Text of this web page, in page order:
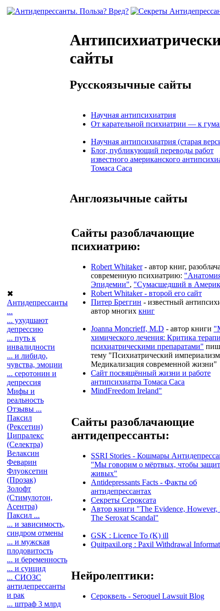
✖
Антидепрессанты
...
... ухудшают
депрессию
... путь к
инвалидности
... и либидо,
чувства, эмоции
... серотонин и
депрессия
Мифы и
реальность
Отзывы ...
Паксил
(Рексетин)
Ципралекс
(Селектра)
Велаксин
Феварин
Флуоксетин
(Прозак)
Золофт
(Стимулотон,
Асентра)
Паксил ...
... и зависимость,
синдром отмены
... и мужская
плодовитость
... и беременность
... и суицид
... СИОЗС
антидепрессанты
и рак
... штраф 3 млрд
сайты
Русскоязычные сайты
Научная антипсихиатрия
От карательной психиатрии — к
Научная антипсихиатрия (старая
Блог, публикующий переводы работ
известного американского
Томаса Саса
Англоязычные сайты
Сайты разоблачающие
психиатрию:
Robert Whitaker- автор книг,
современную психиатрию:
Эпидемии", "Сумасшедший в
Robert Whitaker - второй его сайт
Питер Бреггин - известный
автор многих книг
Joanna Moncrieff, M.D - автор книги
химического лечения: Критика
психиатрическими препаратами"
тему "Психиатрический
Медикализация современной жизни"
Сайт посвящённый жизни и работе
антипсихиатра Томаса Саса
MindFreedom Ireland"
Сайты разоблачающие
антидепрессанты:
SSRI Stories - Кошмары
"Мы говорим о мёртвых, чтобы
живых"
Antidepressants Facts - Факты об
антидепрессантах
Секреты Сероксата
Автор книги "The Evidence, However,
The Seroxat Scandal"
GSK : Licence To (K) ill
Quitpaxil.org : Paxil Withdrawal
Нейролептики:
Сероквель - Seroquel Lawsuit Blog